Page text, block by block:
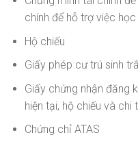
chính để hỗ trợ việc
Hộ chiếu
Giấy phép cư trú sinh
Giấy chứng nhận đăng
hiện tại, hộ chiếu và
Chứng chỉ ATAS